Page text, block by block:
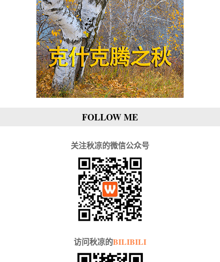
FOLLOW ME
关注秋凉的微信公众号
访问秋凉的BILIBILI